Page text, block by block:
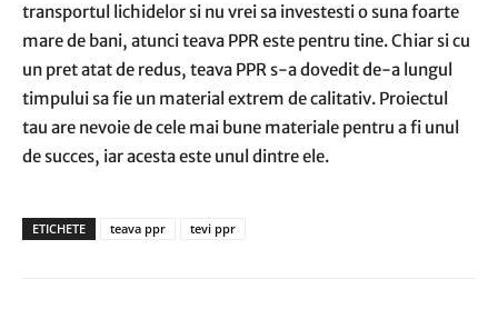
transportul lichidelor si nu vrei sa investesti o suna foarte
mare de bani, atunci teava PPR este pentru tine. Chiar si cu
un pret atat de redus, teava PPR s-a dovedit de-a lungul
timpului sa fie un material extrem de calitativ. Proiectul
tau are nevoie de cele mai bune materiale pentru a fi unul
de succes, iar acesta este unul dintre ele.
ETICHETE teava ppr tevi ppr